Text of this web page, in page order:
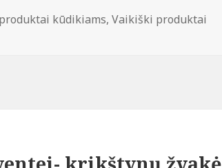
kūdikiams,Vaikiški produktai